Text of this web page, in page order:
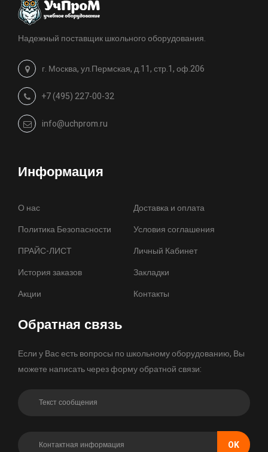
Надежный поставщик школьного оборудования.
г. Москва, ул.Пермская, д.11, стр.1, оф.206
+7 (495) 227-00-32
info@uchprom.ru
Информация
О нас
Доставка и оплата
Политика Безопасности
Условия соглашения
ПРАЙС-ЛИСТ
Личный Кабинет
История заказов
Закладки
Акции
Контакты
Обратная связь
Если у Вас есть вопросы по школьному оборудованию, Вы
можете написать через форму обратной связи:
OK